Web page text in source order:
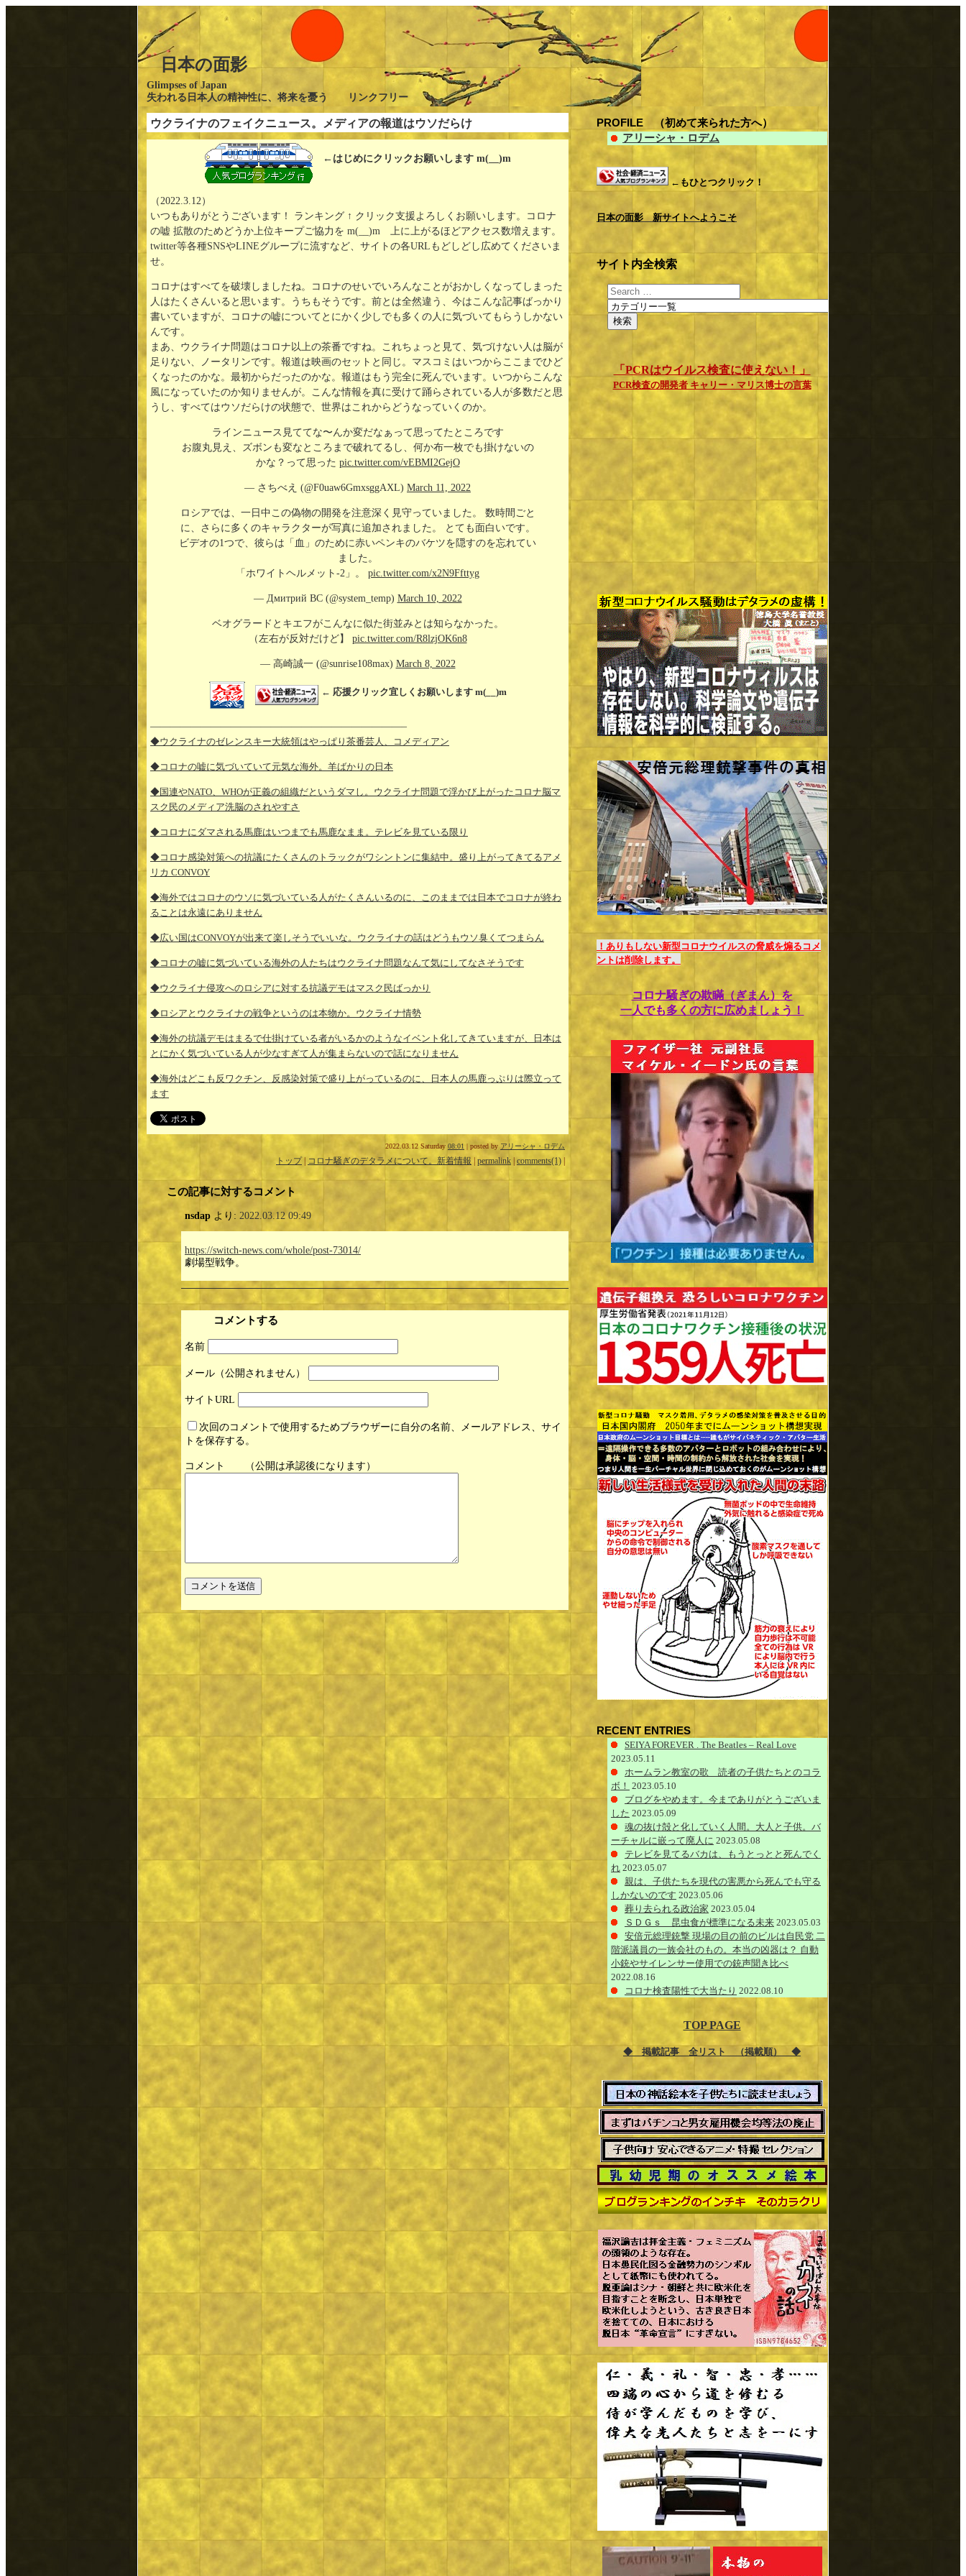
日本の面影
Glimpses of Japan
失われる日本人の精神性に、将来を憂う リンクフリー
ウクライナのフェイクニュース。メディアの報道はウソだらけ
←はじめにクリックお願いします m(__)m
（2022.3.12）
いつもありがとうございます！ ランキング ↑ クリック支援よろしくお願いします。コロナ
の嘘 拡散のためどうか上位キープご協力を m(__)m 上に上がるほどアクセス数増えます。
twitter等各種SNSやLINEグループに流すなど、サイトの各URLもどしどし広めてくださいま
せ。
コロナはすべてを破壊しましたね。コロナのせいでいろんなことがおかしくなってしまった
人はたくさんいると思います。うちもそうです。前とは全然違う、今はこんな記事ばっかり
書いていますが、コロナの嘘についてとにかく少しでも多くの人に気づいてもらうしかない
んです。
まあ、ウクライナ問題はコロナ以上の茶番ですね。これちょっと見て、気づけない人は脳が
足りない、ノータリンです。報道は映画のセットと同じ。マスコミはいつからここまでひど
くなったのかな。最初からだったのかな。報道はもう完全に死んでいます。いつからこんな
風になっていたのか知りませんが。こんな情報を真に受けて踊らされている人が多数だと思
うし、すべてはウソだらけの状態で、世界はこれからどうなっていくのか。
ラインニュース見ててな〜んか変だなぁって思ってたところです
お腹丸見え、ズボンも変なところまで破れてるし、何か布一枚でも掛けないの
かな？って思った pic.twitter.com/vEBMI2GejO
— さちべえ (@F0uaw6GmxsggAXL) March 11, 2022
ロシアでは、一日中この偽物の開発を注意深く見守っていました。 数時間ごと
に、さらに多くのキャラクターが写真に追加されました。 とても面白いです。
ビデオの1つで、彼らは「血」のために赤いペンキのバケツを隠すのを忘れてい
ました。
「ホワイトヘルメット-2」。 pic.twitter.com/x2N9Ffttyg
— Дмитрий ВС (@system_temp) March 10, 2022
ベオグラードとキエフがこんなに似た街並みとは知らなかった。
（左右が反対だけど】 pic.twitter.com/R8lzjOK6n8
— 高崎誠一 (@sunrise108max) March 8, 2022
← 応援クリック宜しくお願いします m(__)m
—————————————————————————–
◆ウクライナのゼレンスキー大統領はやっぱり茶番芸人、コメディアン
◆コロナの嘘に気づいていて元気な海外。羊ばかりの日本
◆国連やNATO、WHOが正義の組織だというダマし。ウクライナ問題で浮かび上がったコロナ脳マ
スク民のメディア洗脳のされやすさ
◆コロナにダマされる馬鹿はいつまでも馬鹿なまま。テレビを見ている限り
◆コロナ感染対策への抗議にたくさんのトラックがワシントンに集結中。盛り上がってきてるアメ
リカ CONVOY
◆海外ではコロナのウソに気づいている人がたくさんいるのに、このままでは日本でコロナが終わ
ることは永遠にありません
◆広い国はCONVOYが出来て楽しそうでいいな。ウクライナの話はどうもウソ臭くてつまらん
◆コロナの嘘に気づいている海外の人たちはウクライナ問題なんて気にしてなさそうです
◆ウクライナ侵攻へのロシアに対する抗議デモはマスク民ばっかり
◆ロシアとウクライナの戦争というのは本物か。ウクライナ情勢
◆海外の抗議デモはまるで仕掛けている者がいるかのようなイベント化してきていますが、日本は
とにかく気づいている人が少なすぎて人が集まらないので話になりません
◆海外はどこも反ワクチン、反感染対策で盛り上がっているのに、日本人の馬鹿っぷりは際立って
ます
2022.03.12 Saturday 08:01 | posted by アリーシャ・ロデム
トップ| コロナ騒ぎのデタラメについて。新着情報 permalink comments(1)
この記事に対するコメント
nsdap より: 2022.03.12 09:49
https://switch-news.com/whole/post-73014/
劇場型戦争。
コメントする
名前
メール
サイト
次回のコメントで使用するためブラウザーに自分の名前、メールアドレス、サイ
トを保存する。
コメント
PROFILE （初めて来られた方へ）
アリーシャ・ロデム
←もひとつクリック！
日本の面影 新サイトへようこそ
サイト内全検索
「PCRはウイルス検査に使えない！」
PCR検査の開発者 キャリー・マリス博士の言葉
！ありもしない新型コロナウイルスの脅威を煽るコメ
ントは削除します。
コロナ騒ぎの欺瞞（ぎまん）を
一人でも多くの方に広めましょう！
RECENT ENTRIES
SEIYA FOREVER . The Beatles – Real Love
2023.05.11
ホームラン教室の歌 読者の子供たちとのコラ
ボ！ 2023.05.10
ブログをやめます。今までありがとうございま
した 2023.05.09
魂の抜け殻と化していく人間。大人と子供。バ
ーチャルに嵌って廃人に 2023.05.08
テレビを見てるバカは、もうとっとと死んでく
れ 2023.05.07
親は、子供たちを現代の害悪から死んでも守る
しかないのです 2023.05.06
葬り去られる政治家 2023.05.04
ＳＤＧｓ 昆虫食が標準になる未来 2023.05.03
安倍元総理銃撃 現場の目の前のビルは自民党 二
階派議員の一族会社のもの。本当の凶器は？ 自動
小銃やサイレンサー使用での銃声聞き比べ
2022.08.16
コロナ検査陽性で大当たり 2022.08.10
TOP PAGE
◆ 掲載記事 全リスト （掲載順） ◆